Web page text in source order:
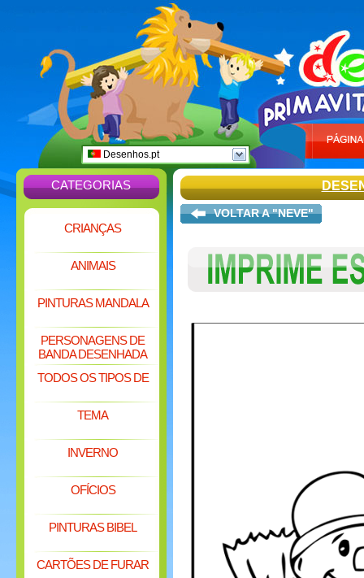
Desenhos.pt
CATEGORIAS
CRIANÇAS
ANIMAIS
PINTURAS MANDALA
PERSONAGENS DE
BANDA DESENHADA
TODOS OS TIPOS DE
TEMA
INVERNO
OFÍCIOS
PINTURAS BIBEL
CARTÕES DE FURAR
VOLTAR A "NEVE"